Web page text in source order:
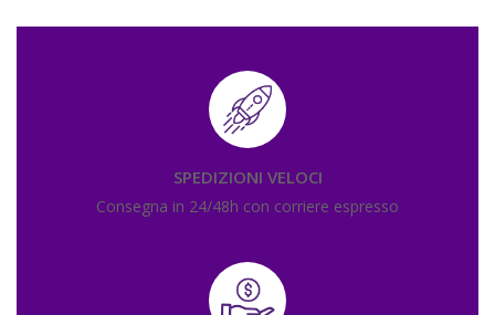
SPEDIZIONI VELOCI
Consegna in 24/48h con corriere espresso